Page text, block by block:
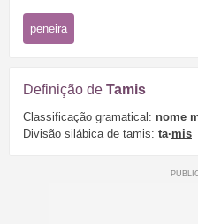
peneira
Definição de Tamis
Classificação gramatical: nome
Divisão silábica de tamis: ta·mis